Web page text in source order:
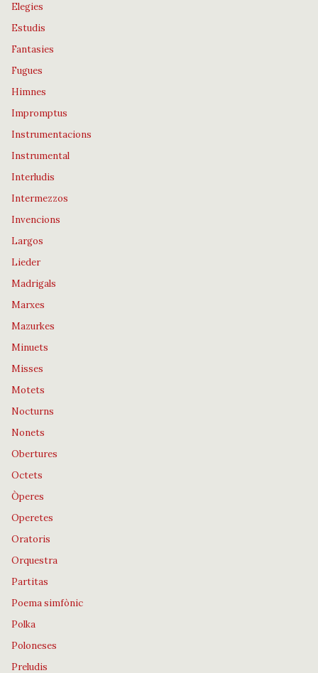
Elegies
Estudis
Fantasies
Fugues
Himnes
Impromptus
Instrumentacions
Instrumental
Interludis
Intermezzos
Invencions
Largos
Lieder
Madrigals
Marxes
Mazurkes
Minuets
Misses
Motets
Nocturns
Nonets
Obertures
Octets
Òperes
Operetes
Oratoris
Orquestra
Partitas
Poema simfònic
Polka
Poloneses
Preludis